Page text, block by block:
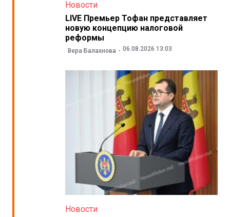
Новости
LIVE Премьер Тофан представляет
новую концепцию налоговой
реформы
Вера Балахнова 06.08.2026 13:03
Новости